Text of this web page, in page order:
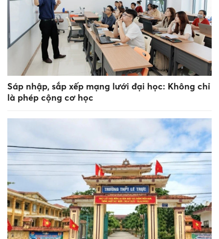
Sáp nhập, sắp xếp mạng lưới đại học: Không chỉ
là phép cộng cơ học